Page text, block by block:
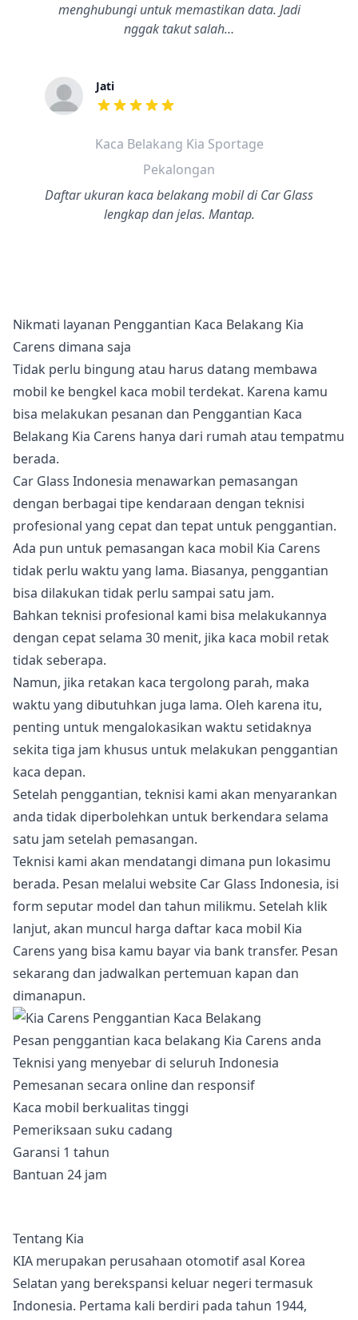
menghubungi untuk memastikan data. Jadi
nggak takut salah…
Jati
dari ulasan adalah bintang lima
Kaca Belakang Kia Sportage
Pekalongan
Daftar ukuran kaca belakang mobil di Car Glass
lengkap dan jelas. Mantap.
Nikmati layanan Penggantian Kaca Belakang Kia
Carens dimana saja
Tidak perlu bingung atau harus datang membawa
mobil ke bengkel kaca mobil terdekat. Karena kamu
bisa melakukan pesanan dan Penggantian Kaca
Belakang Kia Carens hanya dari rumah atau tempatmu
berada.
Car Glass Indonesia menawarkan pemasangan
dengan berbagai tipe kendaraan dengan teknisi
profesional yang cepat dan tepat untuk penggantian.
Ada pun untuk pemasangan kaca mobil Kia Carens
tidak perlu waktu yang lama. Biasanya, penggantian
bisa dilakukan tidak perlu sampai satu jam.
Bahkan teknisi profesional kami bisa melakukannya
dengan cepat selama 30 menit, jika kaca mobil retak
tidak seberapa.
Namun, jika retakan kaca tergolong parah, maka
waktu yang dibutuhkan juga lama. Oleh karena itu,
penting untuk mengalokasikan waktu setidaknya
sekita tiga jam khusus untuk melakukan penggantian
kaca depan.
Setelah penggantian, teknisi kami akan menyarankan
anda tidak diperbolehkan untuk berkendara selama
satu jam setelah pemasangan.
Teknisi kami akan mendatangi dimana pun lokasimu
berada. Pesan melalui website Car Glass Indonesia, isi
form seputar model dan tahun milikmu. Setelah klik
lanjut, akan muncul harga daftar kaca mobil Kia
Carens yang bisa kamu bayar via bank transfer. Pesan
sekarang dan jadwalkan pertemuan kapan dan
dimanapun.
Pesan penggantian kaca belakang Kia Carens anda
Teknisi yang menyebar di seluruh Indonesia
Pemesanan secara online dan responsif
Kaca mobil berkualitas tinggi
Pemeriksaan suku cadang
Garansi 1 tahun
Bantuan 24 jam
Tentang Kia
KIA merupakan perusahaan otomotif asal Korea
Selatan yang berekspansi keluar negeri termasuk
Indonesia. Pertama kali berdiri pada tahun 1944,